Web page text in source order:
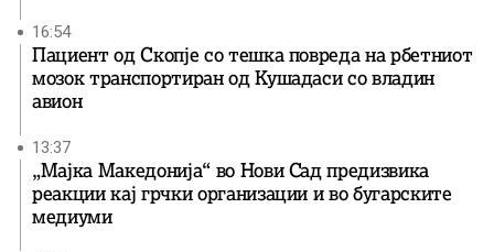
16:54
Пациент од Скопје со тешка повреда на рбетниот
мозок транспортиран од Кушадаси со владин
авион
13:37
„Мајка Македонија“ во Нови Сад предизвика
реакции кај грчки организации и во бугарските
медиуми